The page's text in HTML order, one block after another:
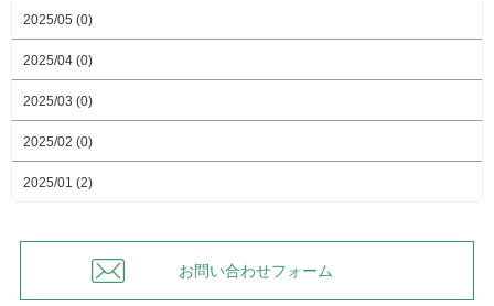
2025/05 (0)
2025/04 (0)
2025/03 (0)
2025/02 (0)
2025/01 (2)
お問い合わせフォーム